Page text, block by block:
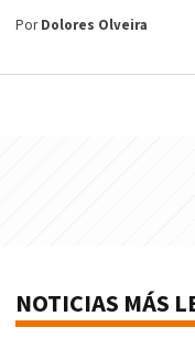
PorDolores Olveira
NOTICIAS MÁS